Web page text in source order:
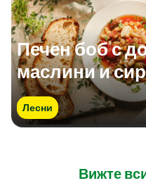
Печен боб с
маслини и
Лесни
Вижте